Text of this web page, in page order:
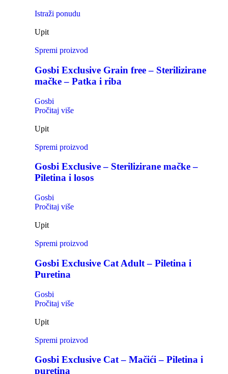
Istraži ponudu
Upit
Spremi proizvod
Gosbi Exclusive Grain free – Sterilizirane
mačke – Patka i riba
Gosbi
Pročitaj više
Upit
Spremi proizvod
Gosbi Exclusive – Sterilizirane mačke –
Piletina i losos
Gosbi
Pročitaj više
Upit
Spremi proizvod
Gosbi Exclusive Cat Adult – Piletina i
Puretina
Gosbi
Pročitaj više
Upit
Spremi proizvod
Gosbi Exclusive Cat – Mačići – Piletina i
puretina